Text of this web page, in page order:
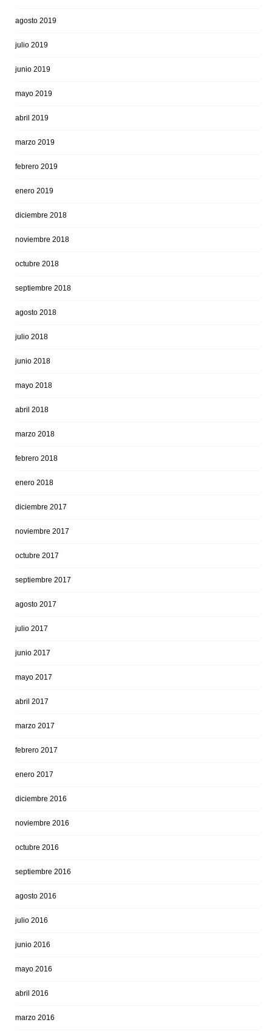
agosto 2019
julio 2019
junio 2019
mayo 2019
abril 2019
marzo 2019
febrero 2019
enero 2019
diciembre 2018
noviembre 2018
octubre 2018
septiembre 2018
agosto 2018
julio 2018
junio 2018
mayo 2018
abril 2018
marzo 2018
febrero 2018
enero 2018
diciembre 2017
noviembre 2017
octubre 2017
septiembre 2017
agosto 2017
julio 2017
junio 2017
mayo 2017
abril 2017
marzo 2017
febrero 2017
enero 2017
diciembre 2016
noviembre 2016
octubre 2016
septiembre 2016
agosto 2016
julio 2016
junio 2016
mayo 2016
abril 2016
marzo 2016